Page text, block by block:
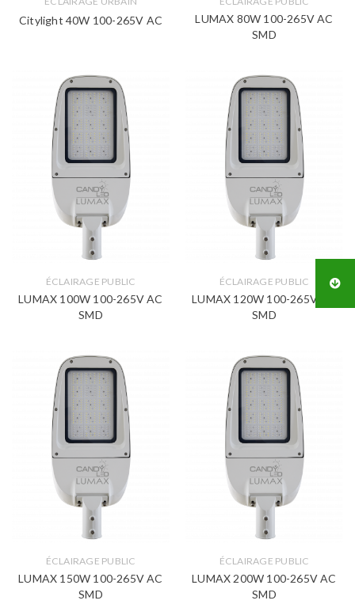
Citylight 40W 100-265V AC
LUMAX 80W 100-265V AC
SMD
ÉCLAIRAGE PUBLIC
LUMAX 100W 100-265V AC
SMD
ÉCLAIRAGE PUBLIC
LUMAX 120W 100-265V AC
SMD
ÉCLAIRAGE PUBLIC
LUMAX 150W 100-265V AC
SMD
ÉCLAIRAGE PUBLIC
LUMAX 200W 100-265V AC
SMD